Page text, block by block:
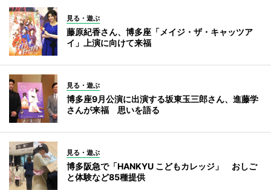
見る・遊ぶ
藤原紀香さん、博多座「メイジ・ザ・キャッツア
イ」上演に向けて来福
見る・遊ぶ
博多座9月公演に出演する坂東玉三郎さん、進藤学
さんが来福 思いを語る
見る・遊ぶ
博多阪急で「HANKYU こどもカレッジ」 おしご
と体験など85種提供